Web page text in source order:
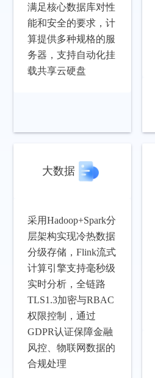
满足核心数据库对性
能和安全的要求，计
算提供多种规格的服
务器，支持自动化挂
载共享云硬盘
大数据
采用Hadoop+Spark分
层架构实现冷热数据
分级存储，Flink流式
计算引擎支持毫秒级
实时分析，全链路
TLS1.3加密与RBAC
权限控制，通过
GDPR认证保障金融
风控、物联网数据的
合规处理